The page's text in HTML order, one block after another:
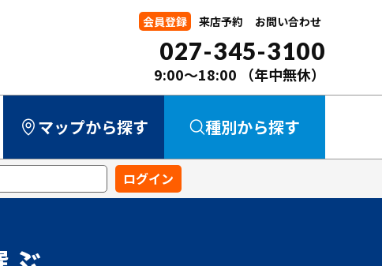
会員登録 来店予約 お問い合わせ
027-345-3100
9:00～18:00 （年中無休）
マップから探す 種別から探す
中古一戸建て
新築一戸建て
中古マンション
土地
事業用